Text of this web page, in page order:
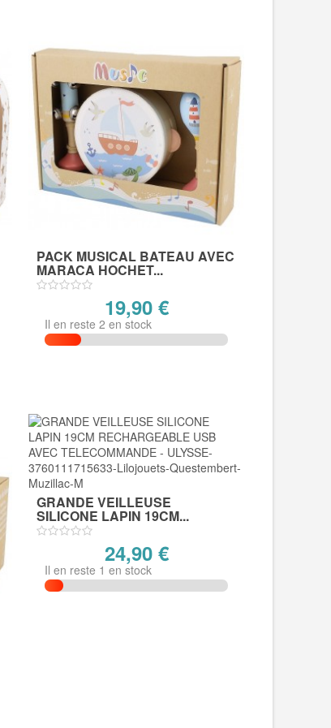
PACK MUSICAL BATEAU AVEC
MARACA HOCHET...
19,90 €
Il en reste 2 en stock
GRANDE VEILLEUSE
SILICONE LAPIN 19CM...
24,90 €
Il en reste 1 en stock